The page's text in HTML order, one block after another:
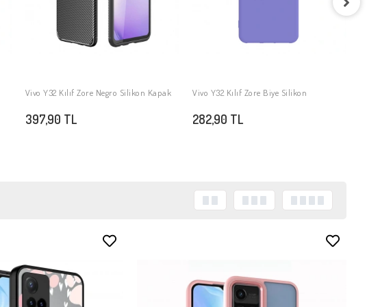
SEPETE EKLE
Vivo Y32 Kılıf Zore Biye Silikon
282,90 TL
Vivo Y32 Kılıf Zore Süper Silikon Kapak